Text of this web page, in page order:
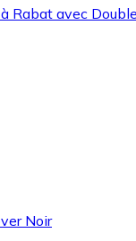
Rabat avec
Noir